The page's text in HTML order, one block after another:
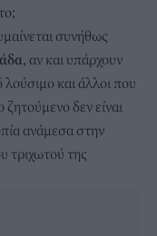
συνήθως
, αν και υπάρχουν
και άλλοι που
δεν είναι
ανάμεσα στην
τριχωτού της